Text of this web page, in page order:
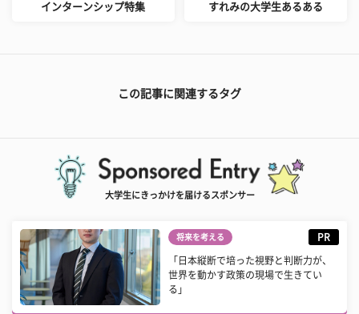
インターンシップ特集 すれみの大学生あるある
この記事に関連するタグ
大学生にきっかけを届けるスポンサー
将来を考える PR
「日本縦断で培った視野と判断力が、
世界を動かす政策の現場で生きてい
る」